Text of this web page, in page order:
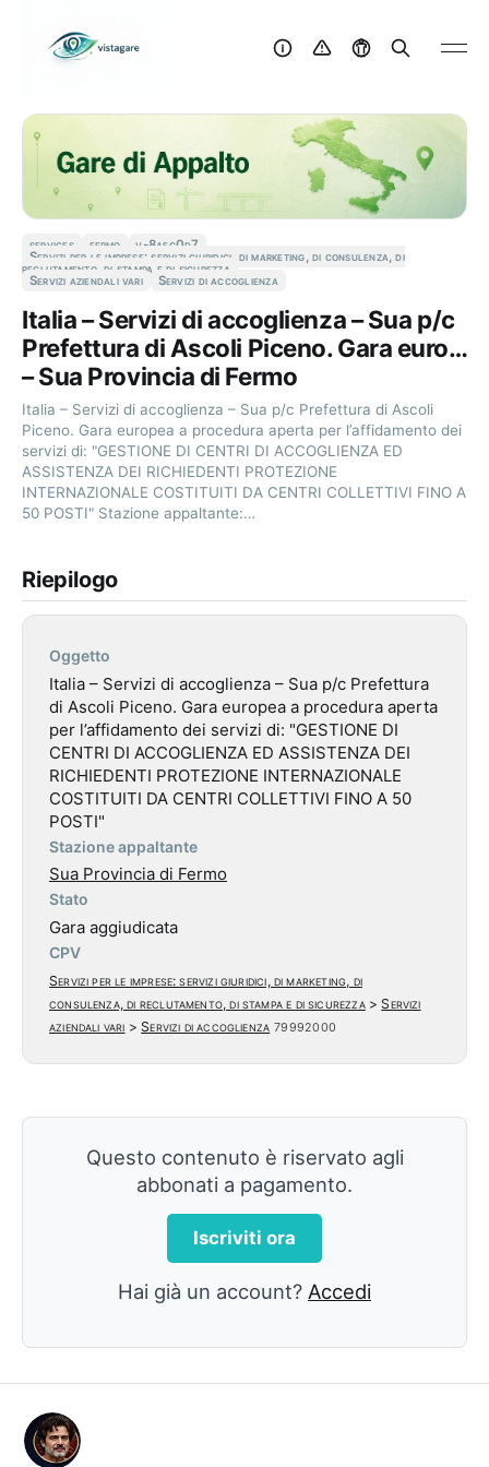
services fermo v-8aec0d7
Servizi per le imprese: servizi giuridici, di marketing, di consulenza, di
reclutamento, di stampa e di sicurezza
Servizi aziendali vari Servizi di accoglienza
Italia – Servizi di accoglienza – Sua p/c
Prefettura di Ascoli Piceno. Gara euro…
– Sua Provincia di Fermo
Italia – Servizi di accoglienza – Sua p/c Prefettura di Ascoli
Piceno. Gara europea a procedura aperta per l’affidamento dei
servizi di: "GESTIONE DI CENTRI DI ACCOGLIENZA ED
ASSISTENZA DEI RICHIEDENTI PROTEZIONE
INTERNAZIONALE COSTITUITI DA CENTRI COLLETTIVI FINO A
50 POSTI" Stazione appaltante:…
Riepilogo
Oggetto
Italia – Servizi di accoglienza – Sua p/c Prefettura
di Ascoli Piceno. Gara europea a procedura aperta
per l’affidamento dei servizi di: "GESTIONE DI
CENTRI DI ACCOGLIENZA ED ASSISTENZA DEI
RICHIEDENTI PROTEZIONE INTERNAZIONALE
COSTITUITI DA CENTRI COLLETTIVI FINO A 50
POSTI"
Stazione appaltante
Sua Provincia di Fermo
Stato
Gara aggiudicata
CPV
Servizi per le imprese: servizi giuridici, di marketing, di
consulenza, di reclutamento, di stampa e di sicurezza> Servizi
aziendali vari > Servizi di accoglienza 79992000
Questo contenuto è riservato agli
abbonati a pagamento.
Iscriviti ora
Hai già un account? Accedi